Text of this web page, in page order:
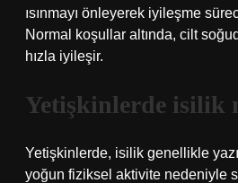
ısınmayı önleyerek iyileşme
Normal koşullar altında, cilt
hızla iyileşir.
Yetişkinlerde isilik
Yetişkinlerde, isilik genellikle
yoğun fiziksel aktivite nedeniyle